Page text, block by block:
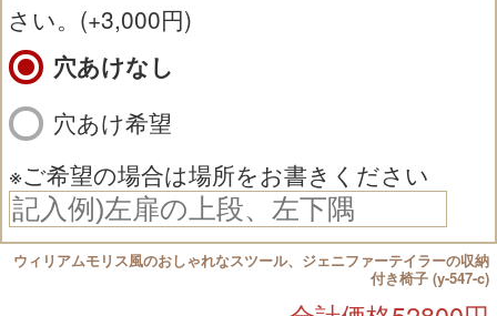
さい。(+3,000円)
穴あけなし
穴あけ希望
※ご希望の場合は場所をお書きください
ウィリアムモリス風のおしゃれなスツール、ジェニファーテイラーの収納
付き椅子 (y-547-c)